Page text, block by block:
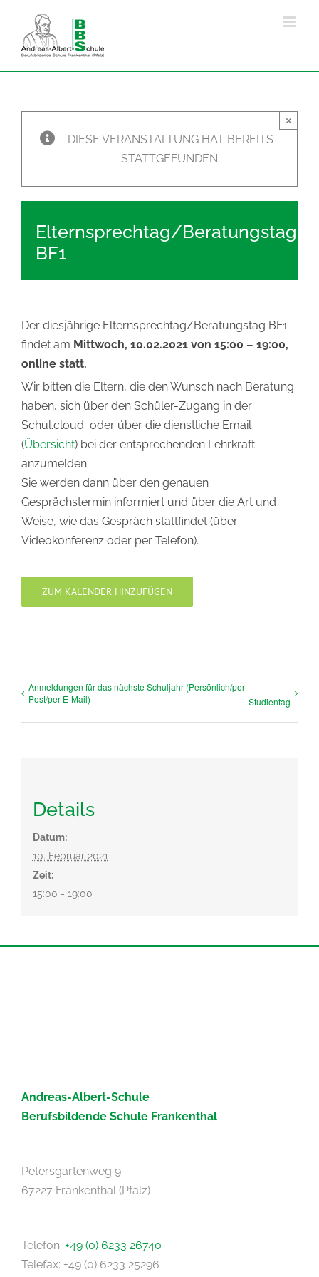
springen
DIESE VERANSTALTUNG HAT BEREITS
STATTGEFUNDEN.
×
Elternsprechtag/Beratungstag
BF1
Der diesjährige Elternsprechtag/Beratungstag BF1
findet am Mittwoch, 10.02.2021 von 15:00 – 19:00,
online statt.
Wir bitten die Eltern, die den Wunsch nach Beratung
haben, sich über den Schüler-Zugang in der
Schul.cloud oder über die dienstliche Email
(Übersicht) bei der entsprechenden Lehrkraft
anzumelden.
Sie werden dann über den genauen
Gesprächstermin informiert und über die Art und
Weise, wie das Gespräch stattfindet (über
Videokonferenz oder per Telefon).
ZUM KALENDER HINZUFÜGEN
Anmeldungen für das nächste Schuljahr (Persönlich/per
Post/per E-Mail)
Studientag
Details
Datum:
10. Februar 2021
Zeit:
15:00 - 19:00
Andreas-Albert-Schule
Berufsbildende Schule Frankenthal
Petersgartenweg 9
67227 Frankenthal (Pfalz)
Telefon: +49 (0) 6233 26740
Telefax: +49 (0) 6233 25296